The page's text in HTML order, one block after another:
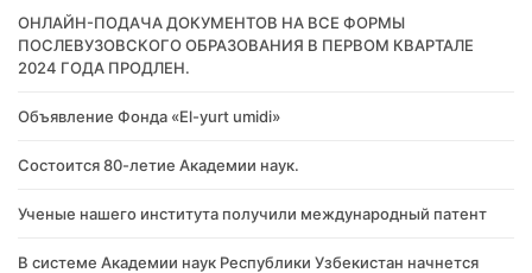
ОНЛАЙН-ПОДАЧА ДОКУМЕНТОВ НА ВСЕ ФОРМЫ
ПОСЛЕВУЗОВСКОГО ОБРАЗОВАНИЯ В ПЕРВОМ КВАРТАЛЕ
2024 ГОДА ПРОДЛЕН.
Объявление Фонда «El-yurt umidi»
Состоится 80-летие Академии наук.
Ученые нашего института получили международный патент
В системе Академии наук Республики Узбекистан начнется